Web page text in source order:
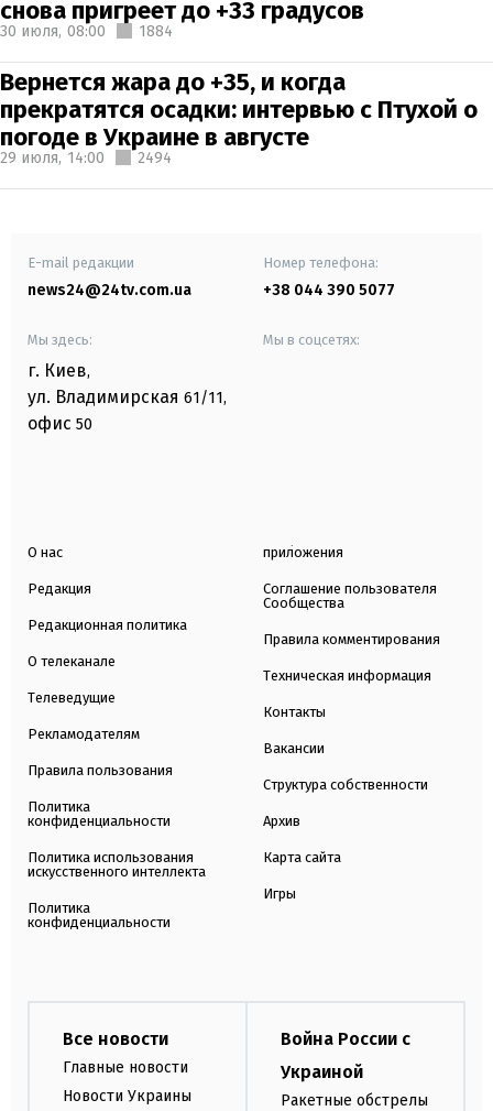
снова пригреет до +33 градусов
30 июля, 08:00 1884
Вернется жара до +35, и когда
прекратятся осадки: интервью с Птухой о
погоде в Украине в августе
29 июля, 14:00 2494
E-mail редакции
news24@24tv.com.ua
Номер телефона:
+38 044 390 5077
Мы здесь:
г. Киев,
ул. Владимирская 61/11,
офис 50
Мы в соцсетях:
О нас
Редакция
Редакционная политика
О телеканале
Телеведущие
Рекламодателям
Правила пользования
Политика
конфиденциальности
Политика использования
искусственного интеллекта
Политика
конфиденциальности
приложения
Соглашение пользователя
Сообщества
Правила комментирования
Техническая информация
Контакты
Вакансии
Структура собственности
Архив
Карта сайта
Игры
Все новости
Главные новости
Новости Украины
Война России с
Украиной
Ракетные обстрелы